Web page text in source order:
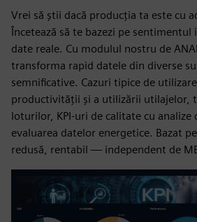
Vrei să știi dacă producția ta este cu
Încetează să te bazezi pe
date reale. Cu modulul nostru de
transforma rapid datele din diverse
semnificative. Cazuri tipice de
productivității și a utilizării utilajelor,
loturilor, KPI-uri de calitate cu analize
evaluarea datelor energetice. Bazat
redusă, rentabil — independent de